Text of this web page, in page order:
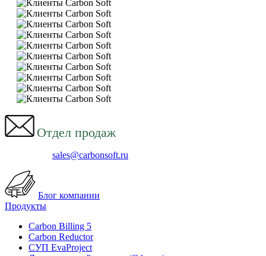
Отдел продаж
sales@carbonsoft.ru
Блог компании
Продукты
Carbon Billing 5
Carbon Reductor
СУП EvaProject